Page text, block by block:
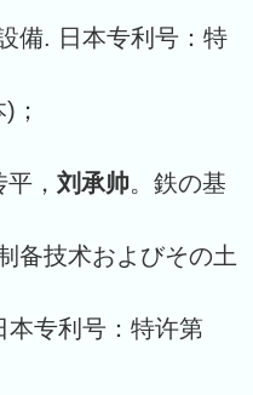
備. 日本专利号：特
；
， 刘承帅。鉄の基
备技术およびその土
本专利号：特许第